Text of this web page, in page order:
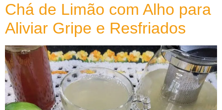
Chá de Limão com Alho para
Aliviar Gripe e Resfriados